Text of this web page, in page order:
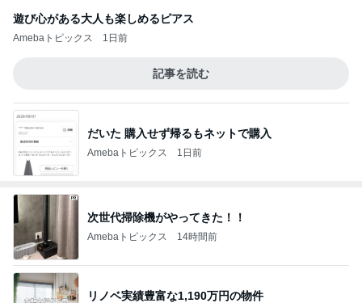
遊び心がある大人も楽しめるピアス
Amebaトピックス 1日前
記事を読む
だいた 購入せず帰るもネットで購入
Amebaトピックス 1日前
次世代掃除機がやってきた！！
Amebaトピックス 14時間前
リノベ実績豊富な1,190万円の物件